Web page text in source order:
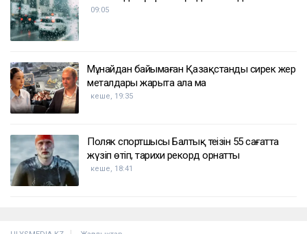
09:05
Мұнайдан байымаған Қазақстанды сирек жер
металдары жарыта ала ма
кеше, 19:35
Поляк спортшысы Балтық теңізін 55 сағатта
жүзіп өтіп, тарихи рекорд орнатты
кеше, 18:41